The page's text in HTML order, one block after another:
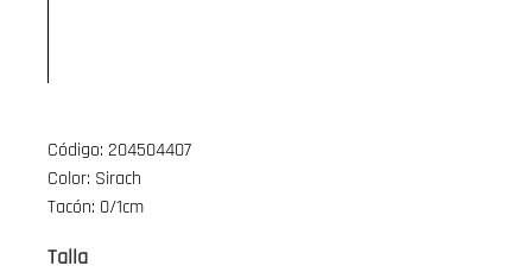
Código: 204504407
Color: Sirach
Tacón: 0/1cm
Talla